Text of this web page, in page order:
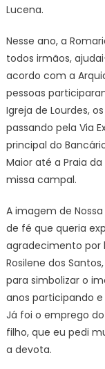
Lucena.
Nesse ano, a
todos irmãos,
acordo com a
pessoas
Igreja de Lourdes,
passando pela Via
principal do
Maior até a Praia
missa campal.
A imagem de
de fé que queria
agradecimento por
Rosilene dos
para simbolizar o
anos participando
Já foi o emprego
filho, que eu pedi
a devota.